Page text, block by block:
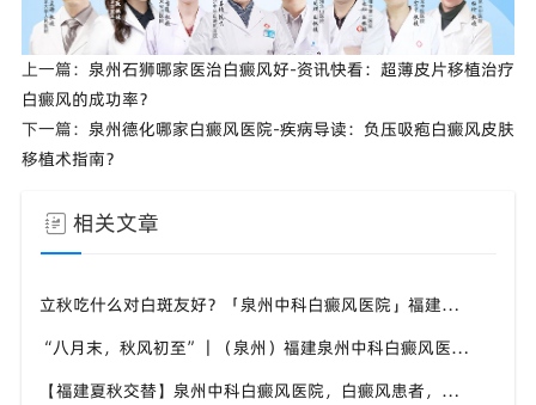
上一篇： 泉州石狮哪家医治白癜风好-资讯快看：超薄皮片移植治疗
白癜风的成功率？
下一篇： 泉州德化哪家白癜风医院-疾病导读：负压吸疱白癜风皮肤
移植术指南？
相关文章
立秋吃什么对白斑友好？「泉州中科白癜风医院」福建白癜风患者饮食不要盲目忌口
“八月末，秋风初至”｜（泉州）福建泉州中科白癜风医院，聊聊白癜风换季防护关键点
【福建夏秋交替】泉州中科白癜风医院，白癜风患者，入秋之后洗澡习惯也要多注意